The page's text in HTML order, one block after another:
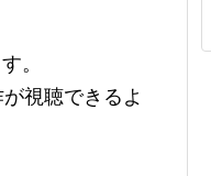
。
視聴できるよ